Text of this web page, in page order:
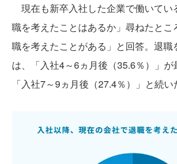
現在も新卒入社した企業で働いてい
職を考えたことはあるか」尋ねたとこ
職を考えたことがある」と回答。退職
は、「入社4～6ヵ月後（35.6％）」
「入社7～9ヵ月後（27.4％）」と続い